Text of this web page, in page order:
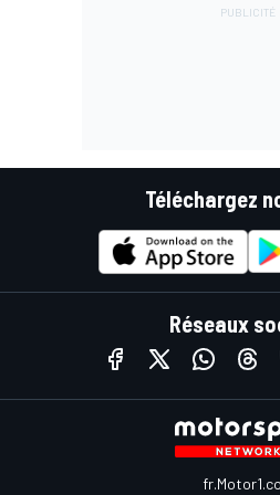
Téléchargez
Réseaux